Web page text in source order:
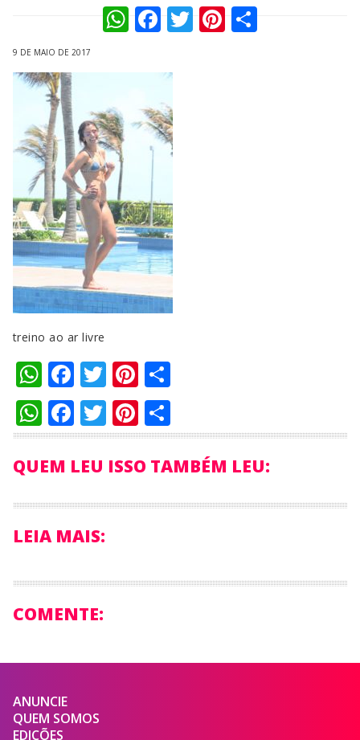
WhatsApp
Facebook
TwitterPinterest
9 DE MAIO DE 2017
treino ao ar livre
WhatsApp
Facebook
Twitter
Pinterest
Compartilhar
WhatsApp
Facebook
Twitter
Pinterest
Compartilhar
QUEM LEU ISSO TAMBÉM LEU:
LEIA MAIS:
COMENTE:
ANUNCIE
QUEM SOMOS
EDIÇÕES